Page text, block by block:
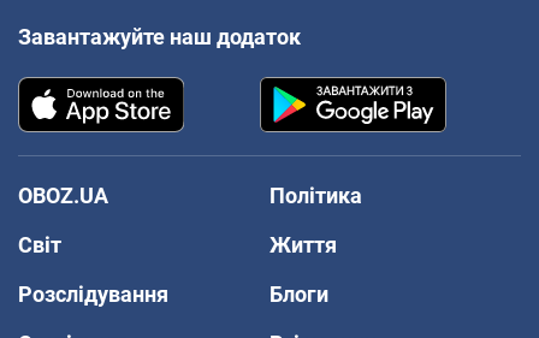
Завантажуйте наш додаток
OBOZ.UA
Політика
Світ
Життя
Розслідування
Блоги